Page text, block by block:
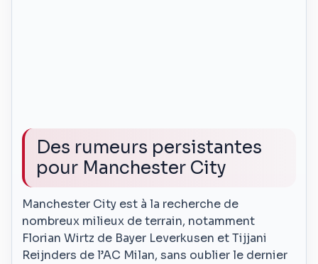
Des rumeurs persistantes
pour Manchester City
Manchester City est à la recherche de
nombreux milieux de terrain, notamment
Florian Wirtz de Bayer Leverkusen et Tijjani
Reijnders de l’AC Milan, sans oublier le dernier